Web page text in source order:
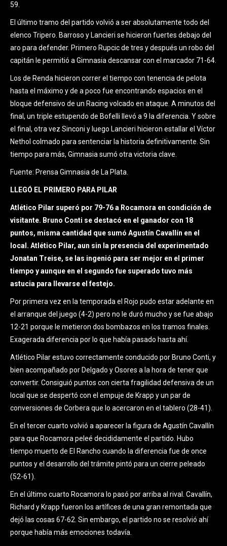
59.
El último tramo del partido volvió a ser absolutamente todo del
elenco Tripero. Barroso y Lancieri se hicieron fuertes debajo del
aro para defender. Primero Rupcic de tres y después un robo del
capitán le permitió a Gimnasia descansar con el marcador 71-64.
Los de Renda hicieron correr el tiempo con tenencia de pelota
hasta el máximo y de a poco fue encontrando espacios en el
bloque defensivo de un Racing volcado en ataque. A minutos del
final, un triple estupendo de Bofelli llevó a 9 la diferencia. Y sobre
el final, otra vez Sinconi y luego Lancieri hicieron estallar el Víctor
Nethol colmado para sentenciar la historia definitivamente. Sin
tiempo para más, Gimnasia sumó otra victoria clave.
Fuente: Prensa Gimnasia de La Plata.
LLEGÓ EL PRIMERO PARA PILAR
Atlético Pilar superó por 79-76 a Rocamora en condición de
visitante. Bruno Conti se destacó en el ganador con 18
puntos, misma cantidad que sumó Agustín Cavallín en el
local. Atlético Pilar, aun sin la presencia del experimentado
Jonatan Treise, se las ingenió para ser mejor en el primer
tiempo y aunque en el segundo fue superado tuvo más
astucia para llevarse el festejo.
Por primera vez en la temporada el Rojo pudo estar adelante en
el arranque del juego (4-2) pero no le duró mucho y se fue abajo
12-21 porque le metieron dos bombazos en los tramos finales.
Exagerada diferencia por lo que había pasado hasta ahí.
Atlético Pilar estuvo correctamente conducido por Bruno Conti, y
bien acompañado por Delgado y Osores a la hora de tener que
convertir. Consiguió puntos con cierta fragilidad defensiva de un
local que se despertó con el empuje de Krapp y un par de
conversiones de Corbera que lo acercaron en el tablero (28-41).
En el tercer cuarto volvió a aparecer la figura de Agustín Cavallín
para que Rocamora peleé decididamente el partido. Hubo
tiempo muerto de El Rancho cuando la diferencia fue de once
puntos y el desarrollo del trámite pintó para un cierre peleado
(52-61).
En el último cuarto Rocamora lo pasó por arriba al rival. Cavallín,
Richard y Krapp fueron los artífices de una gran remontada que
dejó las cosas 67-62. Sin embargo, el partido no se resolvió ahí
porque había más emociones todavía.